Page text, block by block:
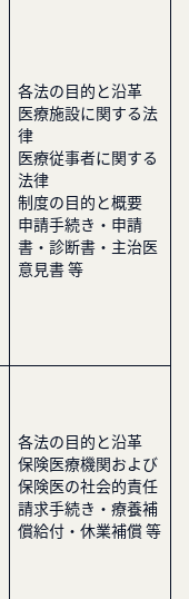
各法の目的と沿革
医療施設に関する法
律
医療従事者に関する
法律
制度の目的と概要
申請手続き・申請
書・診断書・主治医
意見書 等
各法の目的と沿革
保険医療機関および
保険医の社会的責任
請求手続き・療養補
償給付・休業補償 等